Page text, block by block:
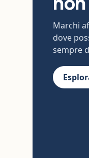
Marchi
dove
sempre